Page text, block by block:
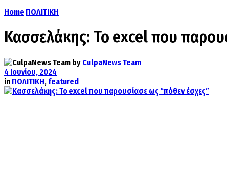
Home ΠΟΛΙΤΙΚΗ
Κασσελάκης: Το excel που
by CulpaNews Team
4 Ιουνίου, 2024
in ΠΟΛΙΤΙΚΗ, featured